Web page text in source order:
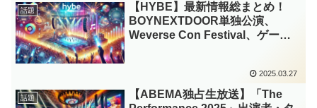
話題
【HYBE】最新情報総まとめ！
BOYNEXTDOOR単独公演、
Weverse Con Festival、ゲーム
2025.03.27
話題
【ABEMA独占生放送】「The